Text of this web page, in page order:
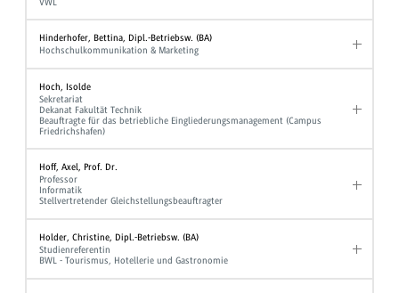
Hinderhofer, Bettina, Dipl.-Betriebsw. (BA)
Hochschulkommunikation & Marketing
Hoch, Isolde
Sekretariat
Dekanat Fakultät Technik
Beauftragte für das betriebliche Eingliederungsmanagement (Campus
Friedrichshafen)
Hoff, Axel, Prof. Dr.
Professor
Informatik
Stellvertretender Gleichstellungsbeauftragter
Holder, Christine, Dipl.-Betriebsw. (BA)
Studienreferentin
BWL - Tourismus, Hotellerie und Gastronomie